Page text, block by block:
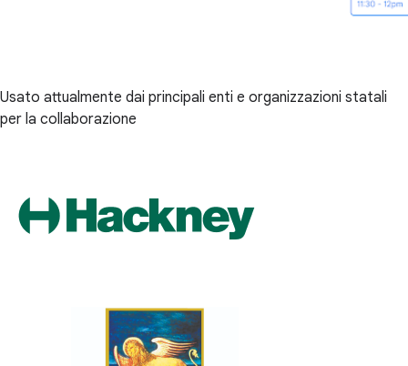
Usato attualmente dai principali enti e organizzazioni statali
per la collaborazione